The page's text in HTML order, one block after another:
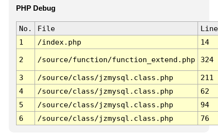
PHP Debug
No. File
Line
1
/index.php 14
2 /source/function/function_extend.php 324
3 /source/class/jzmysql.class.php
211
4
/source/class/jzmysql.class.php
62
5
/source/class/jzmysql.class.php
94
6
/source/class/jzmysql.class.php 76